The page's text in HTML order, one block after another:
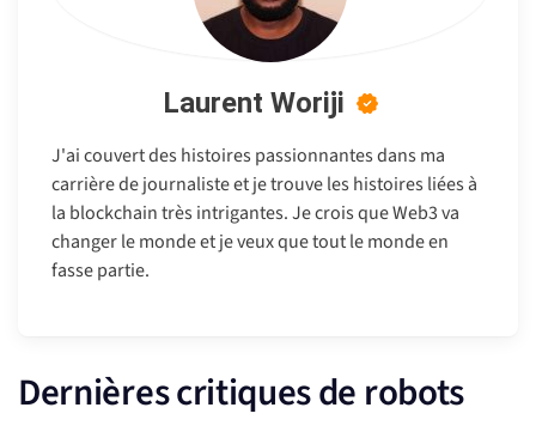
Laurent Woriji
J'ai couvert des histoires passionnantes dans ma
carrière de journaliste et je trouve les histoires liées à
la blockchain très intrigantes. Je crois que Web3 va
changer le monde et je veux que tout le monde en
fasse partie.
Dernières critiques de robots